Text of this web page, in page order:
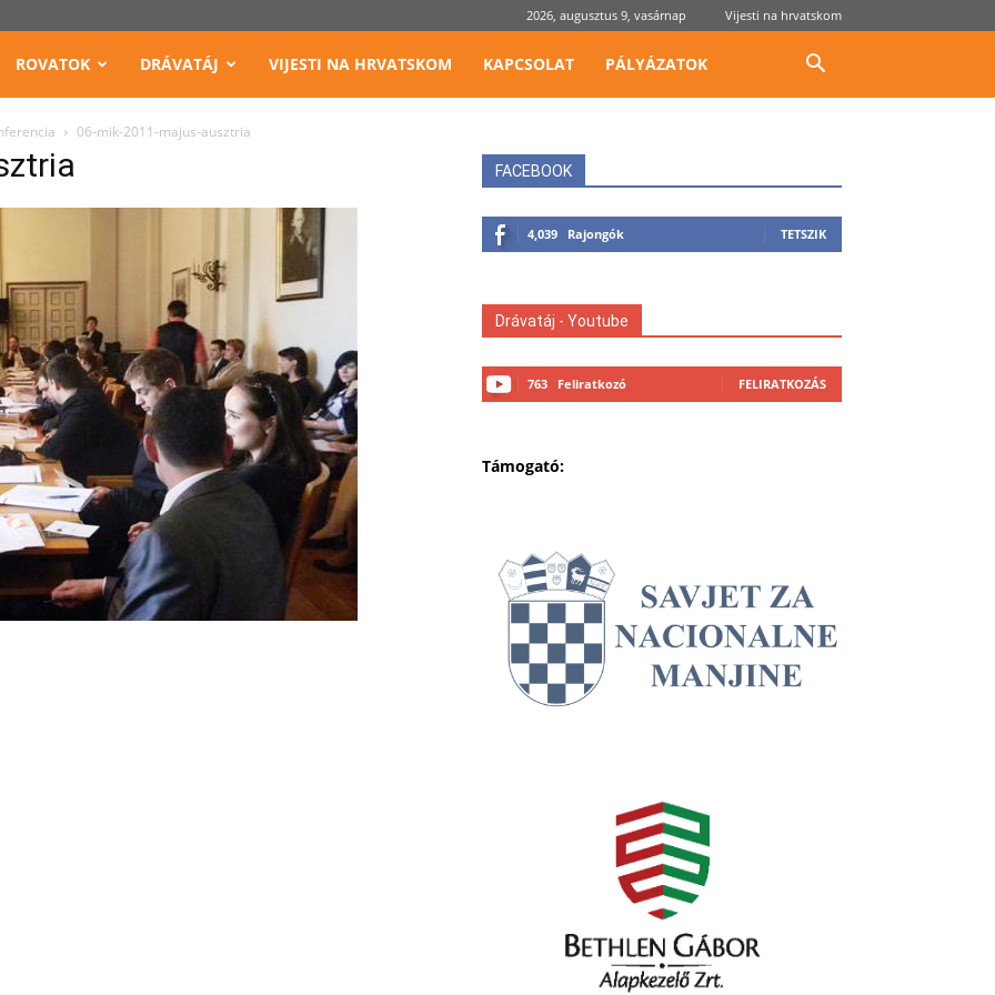
2026, augusztus 9, vasárnap Vijesti na hrvatskom
ROVATOK DRÁVATÁJ VIJESTI NA HRVATSKOM KAPCSOLAT PÁLYÁZATOK
06-mik-2011-majus-ausztria
FACEBOOK
4,039 Rajongók TETSZIK
Drávatáj - Youtube
763 Feliratkozó FELIRATKOZÁS
Támogató: